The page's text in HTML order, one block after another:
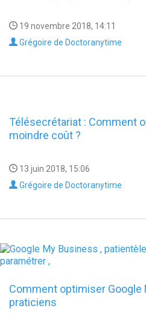
19 novembre 2018, 14:11
Grégoire de Doctoranytime
Télésecrétariat : Comment
moindre coût ?
13 juin 2018, 15:06
Grégoire de Doctoranytime
Comment optimiser Google
praticiens